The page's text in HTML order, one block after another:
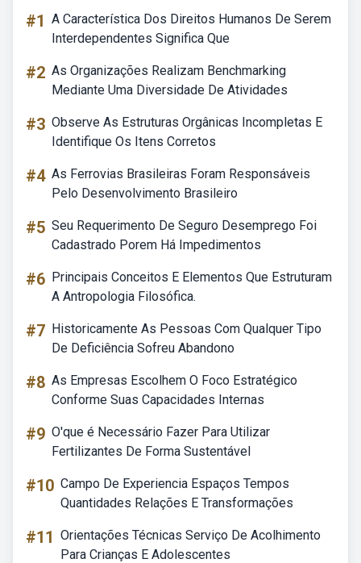
#1 A Característica Dos Direitos Humanos De Serem
Interdependentes Significa Que
#2 As Organizações Realizam Benchmarking
Mediante Uma Diversidade De Atividades
#3 Observe As Estruturas Orgânicas Incompletas E
Identifique Os Itens Corretos
#4 As Ferrovias Brasileiras Foram Responsáveis
Pelo Desenvolvimento Brasileiro
#5 Seu Requerimento De Seguro Desemprego Foi
Cadastrado Porem Há Impedimentos
#6 Principais Conceitos E Elementos Que Estruturam
A Antropologia Filosófica.
#7 Historicamente As Pessoas Com Qualquer Tipo
De Deficiência Sofreu Abandono
#8 As Empresas Escolhem O Foco Estratégico
Conforme Suas Capacidades Internas
#9 O'que é Necessário Fazer Para Utilizar
Fertilizantes De Forma Sustentável
#10 Campo De Experiencia Espaços Tempos
Quantidades Relações E Transformações
#11 Orientações Técnicas Serviço De Acolhimento
Para Crianças E Adolescentes